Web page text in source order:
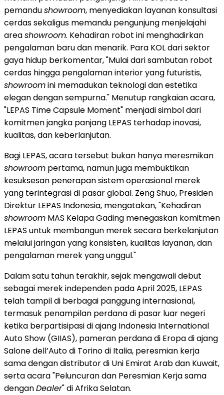
pemandushowroom, menyediakan layanan konsultasi
cerdas sekaligus memandu pengunjung menjelajahi
areashowroom. Kehadiran robot ini menghadirkan
pengalaman baru dan menarik. Para KOL dari sektor
gaya hidup berkomentar, "Mulai dari sambutan robot
cerdas hingga pengalaman interior yang futuristis,
showroomini memadukan teknologi dan estetika
elegan dengan sempurna." Menutup rangkaian acara,
"LEPAS Time Capsule Moment" menjadi simbol dari
komitmen jangka panjang LEPAS terhadap inovasi,
kualitas, dan keberlanjutan.
Bagi LEPAS, acara tersebut bukan hanya meresmikan
showroom pertama, namun juga membuktikan
kesuksesan penerapan sistem operasional merek
yang terintegrasi di pasar global. Zeng Shuo, Presiden
Direktur LEPAS Indonesia, mengatakan, "Kehadiran
showroom MAS Kelapa Gading menegaskan komitmen
LEPAS untuk membangun merek secara berkelanjutan
melalui jaringan yang konsisten, kualitas layanan, dan
pengalaman merek yang unggul."
Dalam satu tahun terakhir, sejak mengawali debut
sebagai merek independen pada April 2025, LEPAS
telah tampil di berbagai panggung internasional,
termasuk penampilan perdana di pasar luar negeri
ketika berpartisipasi di ajang Indonesia International
Auto Show (GIIAS), pameran perdana di Eropa di ajang
Salone dell’Auto di Torino di Italia, peresmian kerja
sama dengan distributor di Uni Emirat Arab dan Kuwait,
serta acara "Peluncuran dan Peresmian Kerja sama
denganDealer" di Afrika Selatan.